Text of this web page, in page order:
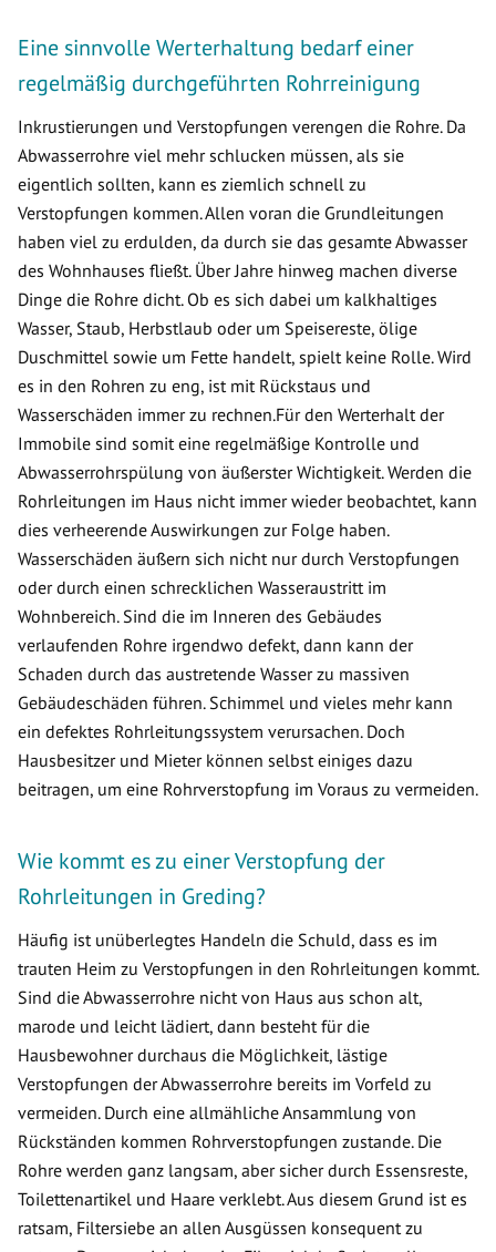
Eine sinnvolle Werterhaltung bedarf einer
regelmäßig durchgeführten Rohrreinigung
Inkrustierungen und Verstopfungen verengen die Rohre. Da
Abwasserrohre viel mehr schlucken müssen, als sie
eigentlich sollten, kann es ziemlich schnell zu
Verstopfungen kommen. Allen voran die Grundleitungen
haben viel zu erdulden, da durch sie das gesamte Abwasser
des Wohnhauses fließt. Über Jahre hinweg machen diverse
Dinge die Rohre dicht. Ob es sich dabei um kalkhaltiges
Wasser, Staub, Herbstlaub oder um Speisereste, ölige
Duschmittel sowie um Fette handelt, spielt keine Rolle. Wird
es in den Rohren zu eng, ist mit Rückstaus und
Wasserschäden immer zu rechnen.Für den Werterhalt der
Immobile sind somit eine regelmäßige Kontrolle und
Abwasserrohrspülung von äußerster Wichtigkeit. Werden die
Rohrleitungen im Haus nicht immer wieder beobachtet, kann
dies verheerende Auswirkungen zur Folge haben.
Wasserschäden äußern sich nicht nur durch Verstopfungen
oder durch einen schrecklichen Wasseraustritt im
Wohnbereich. Sind die im Inneren des Gebäudes
verlaufenden Rohre irgendwo defekt, dann kann der
Schaden durch das austretende Wasser zu massiven
Gebäudeschäden führen. Schimmel und vieles mehr kann
ein defektes Rohrleitungssystem verursachen. Doch
Hausbesitzer und Mieter können selbst einiges dazu
beitragen, um eine Rohrverstopfung im Voraus zu vermeiden.
Wie kommt es zu einer Verstopfung der
Rohrleitungen in Greding?
Häufig ist unüberlegtes Handeln die Schuld, dass es im
trauten Heim zu Verstopfungen in den Rohrleitungen kommt.
Sind die Abwasserrohre nicht von Haus aus schon alt,
marode und leicht lädiert, dann besteht für die
Hausbewohner durchaus die Möglichkeit, lästige
Verstopfungen der Abwasserrohre bereits im Vorfeld zu
vermeiden. Durch eine allmähliche Ansammlung von
Rückständen kommen Rohrverstopfungen zustande. Die
Rohre werden ganz langsam, aber sicher durch Essensreste,
Toilettenartikel und Haare verklebt. Aus diesem Grund ist es
ratsam, Filtersiebe an allen Ausgüssen konsequent zu